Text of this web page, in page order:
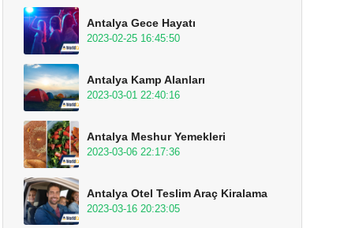
Antalya Gece Hayatı
2023-02-25 16:45:50
Antalya Kamp Alanları
2023-03-01 22:40:16
Antalya Meshur Yemekleri
2023-03-06 22:17:36
Antalya Otel Teslim Araç Kiralama
2023-03-16 20:23:05